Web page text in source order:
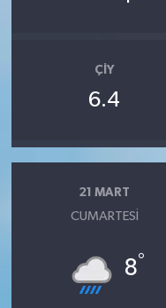
ÇIY
6.4
21 MART
CUMARTESI
8°